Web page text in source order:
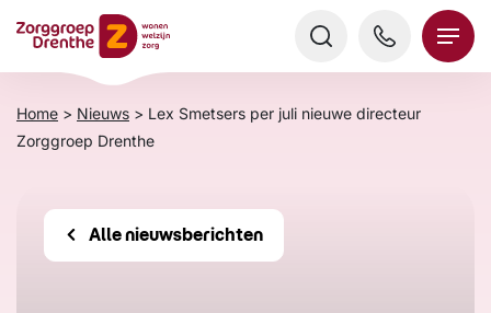
naar
content
Home > Nieuws > Lex Smetsers per juli nieuwe directeur
Zorggroep Drenthe
Alle nieuwsberichten